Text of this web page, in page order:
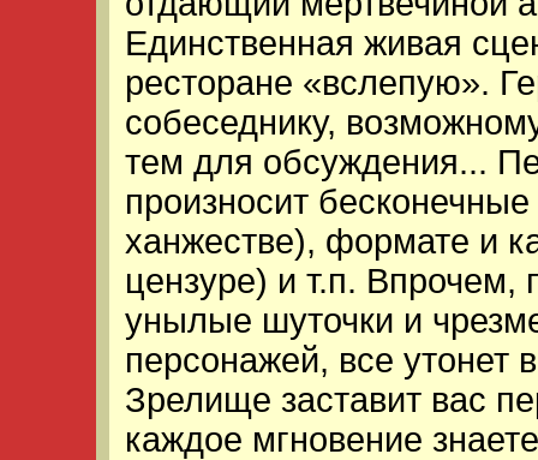
Единственная живая
ресторане «вслепую».
собеседнику,
тем для обсуждения...
произносит
ханжестве), формате и
цензуре) и т.п. Впрочем,
унылые шуточки и
персонажей, все утонет
Зрелище заставит вас
каждое мгновение